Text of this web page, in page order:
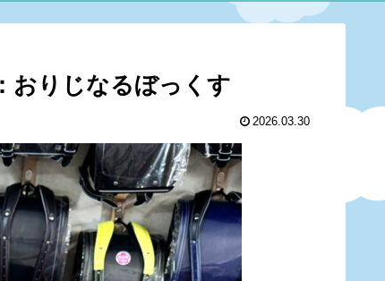
おりじなるぼっくす
2026.03.30